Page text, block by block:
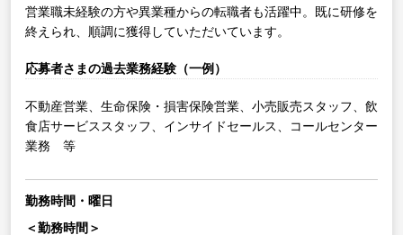
営業職未経験の方や異業種からの転職者も活躍中。既に研修を
終えられ、順調に獲得していただいています。
応募者さまの過去業務経験（一例）
不動産営業、生命保険・損害保険営業、小売販売スタッフ、飲
食店サービススタッフ、インサイドセールス、コールセンター
業務 等
勤務時間・曜日
＜勤務時間＞